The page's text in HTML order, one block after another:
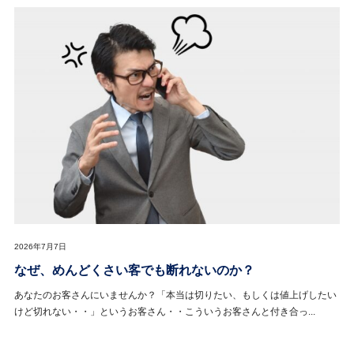
2026年7月7日
なぜ、めんどくさい客でも断れないのか？
あなたのお客さんにいませんか？「本当は切りたい、もしくは値上げしたい
けど切れない・・」というお客さん・・こういうお客さんと付き合っ...